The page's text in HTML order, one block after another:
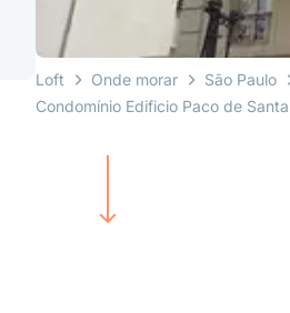
Loft Onde morar São Paulo
Condomínio Edificio Paco de